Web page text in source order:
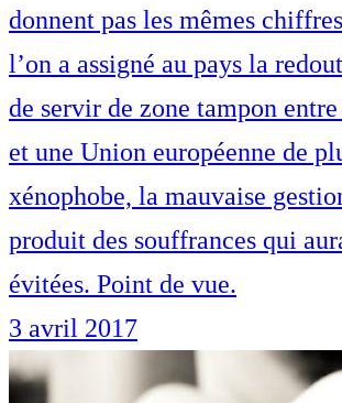
donnent pas les mêmes
l’on a assigné au pays la
de servir de zone tampon
et une Union européenne de
xénophobe, la mauvaise
produit des souffrances qui
évitées. Point de vue.
3 avril 2017